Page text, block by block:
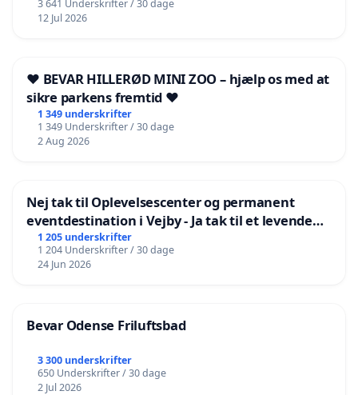
3 641 Underskrifter / 30 dage
12 Jul 2026
❤️ BEVAR HILLERØD MINI ZOO – hjælp os med at
sikre parkens fremtid ❤️
1 349 underskrifter
1 349 Underskrifter / 30 dage
2 Aug 2026
Nej tak til Oplevelsescenter og permanent
eventdestination i Vejby - Ja tak til et levende
lokalområde i balance
1 205 underskrifter
1 204 Underskrifter / 30 dage
24 Jun 2026
Bevar Odense Friluftsbad
3 300 underskrifter
650 Underskrifter / 30 dage
2 Jul 2026